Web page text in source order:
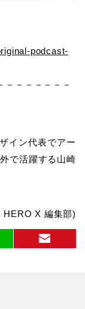
podcast-
－－－－－－－
イン代表でアー
で活躍する山崎
HERO X 編集部)